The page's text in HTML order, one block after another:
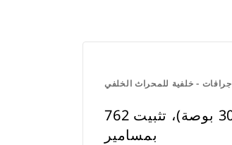
جرافات - خلفية للمحراث الخلفي
762 مم (30 بوصة)، تثبيت
بمسامير